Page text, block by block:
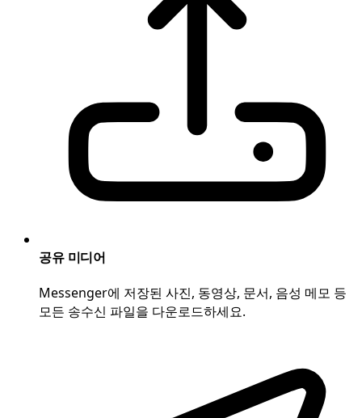
공유 미디어
Messenger에 저장된 사진, 동영상, 문서, 음성 메모 등
모든 송수신 파일을 다운로드하세요.